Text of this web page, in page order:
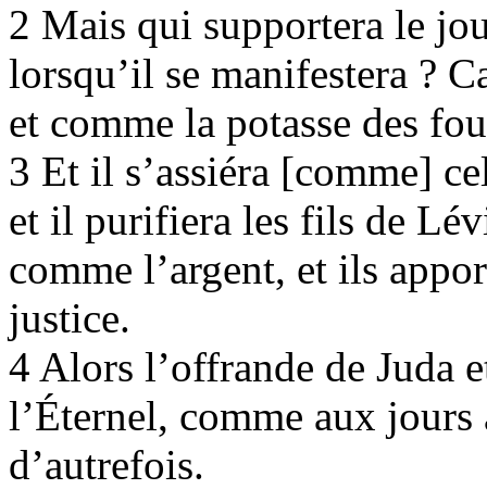
2 Mais qui supportera le
lorsqu’il se manifestera ?
et comme la potasse des
3 Et il s’assiéra [comme]
et il purifiera les fils de
comme l’argent, et ils
justice.
4 Alors l’offrande de Juda
l’Éternel, comme aux jours
d’autrefois.